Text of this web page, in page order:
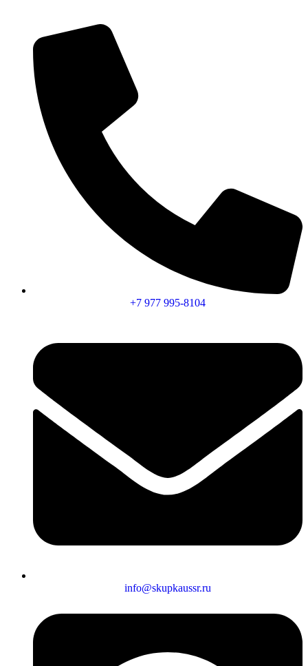
+7 977 995-8104
info@skupkaussr.ru